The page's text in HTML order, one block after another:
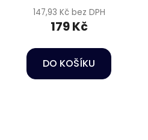
147,93 Kč bez DPH
179 Kč
DO KOŠÍKU